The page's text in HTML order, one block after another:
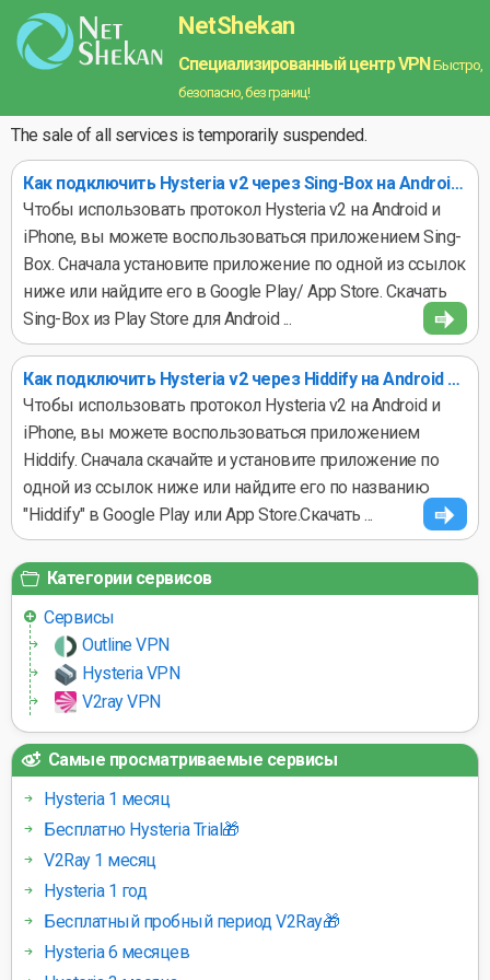
NetShekan
Специализированный центр VPN Быстро,
безопасно, без границ!
The sale of all services is temporarily suspended.
Как подключить Hysteria v2 через Sing-Box на Android и iPhone
Чтобы использовать протокол Hysteria v2 на Android и
iPhone, вы можете воспользоваться приложением Sing-
Box. Сначала установите приложение по одной из ссылок
ниже или найдите его в Google Play/ App Store. Скачать
Sing-Box из Play Store для Android ...
Как подключить Hysteria v2 через Hiddify на Android и iPhone
Чтобы использовать протокол Hysteria v2 на Android и
iPhone, вы можете воспользоваться приложением
Hiddify. Сначала скачайте и установите приложение по
одной из ссылок ниже или найдите его по названию
"Hiddify" в Google Play или App Store.Скачать ...
Категории сервисов
Сервисы
Outline VPN
Hysteria VPN
V2ray VPN
Самые просматриваемые сервисы
Hysteria 1 месяц
Бесплатно Hysteria Trial🎁
V2Ray 1 месяц
Hysteria 1 год
Бесплатный пробный период V2Ray🎁
Hysteria 6 месяцев